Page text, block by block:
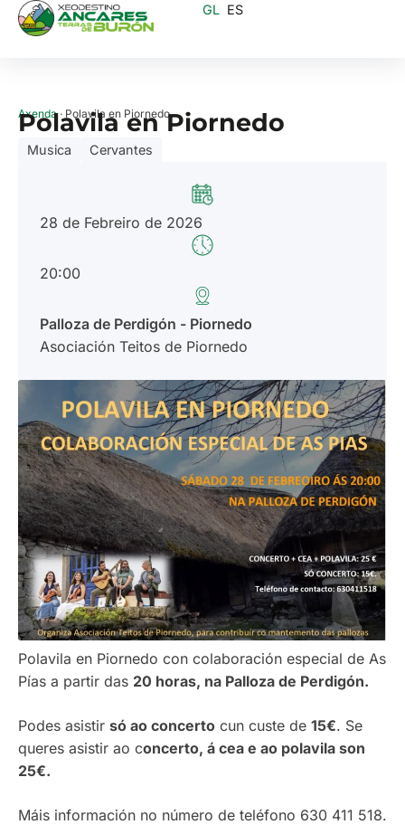
GL ES
Axenda· Polavila en Piornedo
Polavila en Piornedo
Musica Cervantes
28 de Febreiro de 2026
20:00
Palloza de Perdigón - Piornedo
Asociación Teitos de Piornedo
Polavila en Piornedo con colaboración especial de As
Pías a partir das 20 horas, na Palloza de Perdigón.
Podes asistir só ao concerto cun custe de 15€. Se
queres asistir ao concerto, á cea e ao polavila son
25€.
Máis información no número de teléfono 630 411 518.